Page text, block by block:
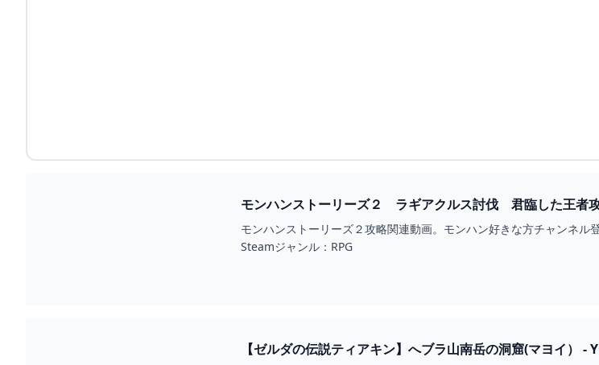
モンハンストーリーズ２ ラギアクルス討伐 君臨した王者
YOUTUBE
モンハンストーリーズ２攻略関連動画。モンハン好きな方チャンネ
Steamジャンル：RPG
【ゼルダの伝説ティアキン】へブラ山南岳の洞窟(マヨイ） -